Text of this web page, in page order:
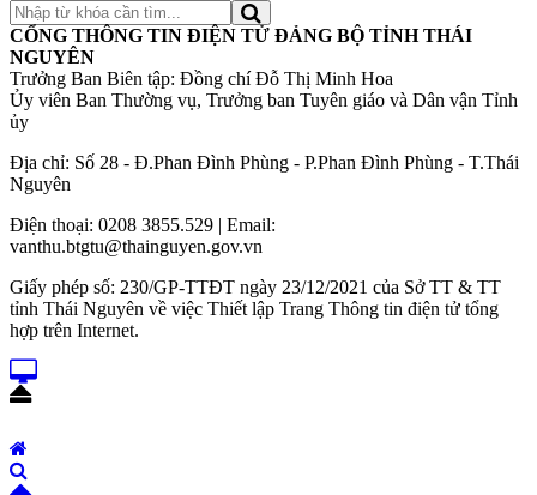
CỔNG THÔNG TIN ĐIỆN TỬ ĐẢNG BỘ TỈNH THÁI
NGUYÊN
Trưởng Ban Biên tập: Đồng chí Đỗ Thị Minh Hoa
Ủy viên Ban Thường vụ, Trưởng ban Tuyên giáo và Dân vận Tỉnh
ủy
Địa chỉ: Số 28 - Đ.Phan Đình Phùng - P.Phan Đình Phùng - T.Thái
Nguyên
Điện thoại: 0208 3855.529 | Email:
vanthu.btgtu@thainguyen.gov.vn
Giấy phép số: 230/GP-TTĐT ngày 23/12/2021 của Sở TT & TT
tỉnh Thái Nguyên về việc Thiết lập Trang Thông tin điện tử tổng
hợp trên Internet.